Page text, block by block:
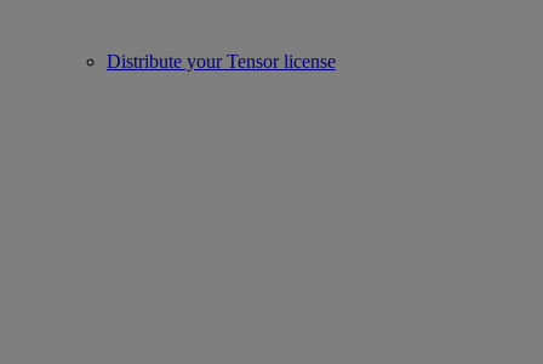
Distribute your Tensor license